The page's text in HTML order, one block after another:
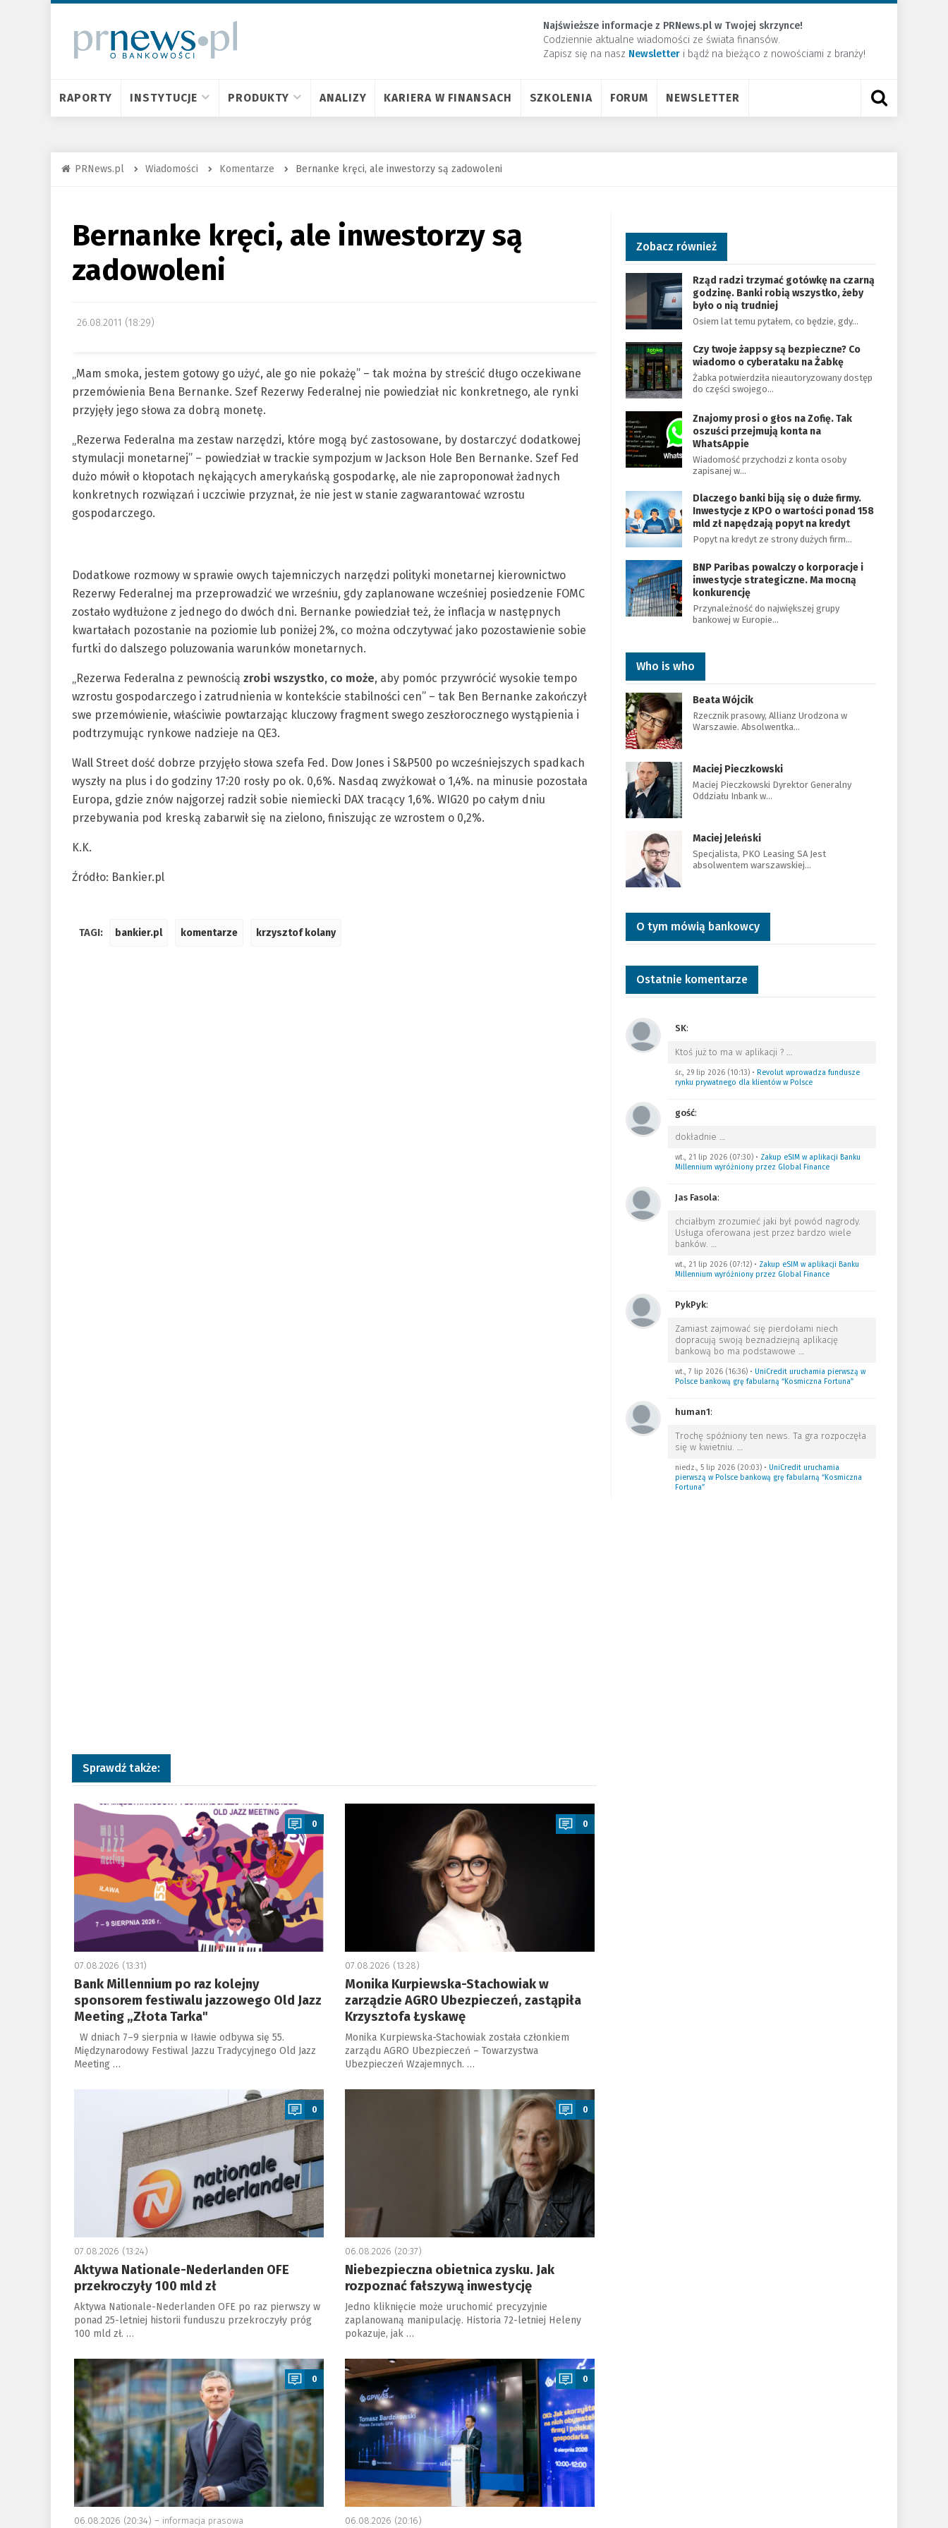
Najświeższe informacje z PRNews.pl w Twojej skrzynce!
Codziennie aktualne wiadomości ze świata finansów.
Zapisz się na nasz Newsletter ​i bądź na bieżąco z nowościami z branży!
RAPORTY INSTYTUCJE PRODUKTY ANALIZY KARIERA W FINANSACH SZKOLENIA FORUM NEWSLETTER
PRNews.pl Wiadomości Komentarze Bernanke kręci, ale inwestorzy są zadowoleni
Bernanke kręci, ale inwestorzy są
zadowoleni
26.08.2011 (18:29)
„Mam smoka, jestem gotowy go użyć, ale go nie pokażę” – tak można by streścić długo oczekiwane
przemówienia Bena Bernanke. Szef Rezerwy Federalnej nie powiedział nic konkretnego, ale rynki
przyjęły jego słowa za dobrą monetę.
„Rezerwa Federalna ma zestaw narzędzi, które mogą być zastosowane, by dostarczyć dodatkowej
stymulacji monetarnej” – powiedział w trackie sympozjum w Jackson Hole Ben Bernanke. Szef Fed
dużo mówił o kłopotach nękających amerykańską gospodarkę, ale nie zaproponował żadnych
konkretnych rozwiązań i uczciwie przyznał, że nie jest w stanie zagwarantować wzrostu
gospodarczego.
Dodatkowe rozmowy w sprawie owych tajemniczych narzędzi polityki monetarnej kierownictwo
Rezerwy Federalnej ma przeprowadzić we wrześniu, gdy zaplanowane wcześniej posiedzenie FOMC
zostało wydłużone z jednego do dwóch dni. Bernanke powiedział też, że inflacja w następnych
kwartałach pozostanie na poziomie lub poniżej 2%, co można odczytywać jako pozostawienie sobie
furtki do dalszego poluzowania warunków monetarnych.
„Rezerwa Federalna z pewnością zrobi wszystko, co może, aby pomóc przywrócić wysokie tempo
wzrostu gospodarczego i zatrudnienia w kontekście stabilności cen” – tak Ben Bernanke zakończył
swe przemówienie, właściwie powtarzając kluczowy fragment swego zeszłorocznego wystąpienia i
podtrzymując rynkowe nadzieje na QE3.
Wall Street dość dobrze przyjęło słowa szefa Fed. Dow Jones i S&P500 po wcześniejszych spadkach
wyszły na plus i do godziny 17:20 rosły po ok. 0,6%. Nasdaq zwyżkował o 1,4%. na minusie pozostała
Europa, gdzie znów najgorzej radził sobie niemiecki DAX tracący 1,6%. WIG20 po całym dniu
przebywania pod kreską zabarwił się na zielono, finiszując ze wzrostem o 0,2%.
K.K.
Źródło: Bankier.pl
TAGI: bankier.pl komentarze krzysztof kolany
Sprawdź także:
a
0
07.08.2026 (13:31)
Bank Millennium po raz kolejny
sponsorem festiwalu jazzowego Old Jazz
Meeting „Złota Tarka"
W dniach 7–9 sierpnia w Iławie odbywa się 55.
Międzynarodowy Festiwal Jazzu Tradycyjnego Old Jazz
Meeting …
a
0
07.08.2026 (13:28)
Monika Kurpiewska-Stachowiak w
zarządzie AGRO Ubezpieczeń, zastąpiła
Krzysztofa Łyskawę
Monika Kurpiewska-Stachowiak została członkiem
zarządu AGRO Ubezpieczeń – Towarzystwa
Ubezpieczeń Wzajemnych. …
0
07.08.2026 (13:24)
Aktywa Nationale-Nederlanden OFE
przekroczyły 100 mld zł
Aktywa Nationale-Nederlanden OFE po raz pierwszy w
ponad 25-letniej historii funduszu przekroczyły próg
100 mld zł. …
a
0
06.08.2026 (20:37)
Niebezpieczna obietnica zysku. Jak
rozpoznać fałszywą inwestycję
Jedno kliknięcie może uruchomić precyzyjnie
zaplanowaną manipulację. Historia 72-letniej Heleny
pokazuje, jak …
a
0
06.08.2026 (20:34) – informacja prasowa
a
0
06.08.2026 (20:16)
Zobacz również
Rząd radzi trzymać gotówkę na czarną
godzinę. Banki robią wszystko, żeby
było o nią trudniej
Osiem lat temu pytałem, co będzie, gdy…
Czy twoje żappsy są bezpieczne? Co
wiadomo o cyberataku na Żabkę
Żabka potwierdziła nieautoryzowany dostęp
do części swojego…
Znajomy prosi o głos na Zofię. Tak
oszuści przejmują konta na
WhatsAppie
Wiadomość przychodzi z konta osoby
zapisanej w…
Dlaczego banki biją się o duże firmy.
Inwestycje z KPO o wartości ponad 158
mld zł napędzają popyt na kredyt
Popyt na kredyt ze strony dużych firm…
BNP Paribas powalczy o korporacje i
inwestycje strategiczne. Ma mocną
konkurencję
Przynależność do największej grupy
bankowej w Europie…
Who is who
Beata Wójcik
Rzecznik prasowy, Allianz Urodzona w
Warszawie. Absolwentka…
Maciej Pieczkowski
Maciej Pieczkowski Dyrektor Generalny
Oddziału Inbank w…
Maciej Jeleński
Specjalista, PKO Leasing SA Jest
absolwentem warszawskiej…
O tym mówią bankowcy
Ostatnie komentarze
SK:
Ktoś już to ma w aplikacji ? …
śr., 29 lip 2026 (10:13)• Revolut wprowadza fundusze
rynku prywatnego dla klientów w Polsce
gość:
dokładnie …
wt., 21 lip 2026 (07:30)• Zakup eSIM w aplikacji Banku
Millennium wyróżniony przez Global Finance
Jas Fasola:
chciałbym zrozumieć jaki był powód nagrody.
Usługa oferowana jest przez bardzo wiele
banków. …
wt., 21 lip 2026 (07:12)• Zakup eSIM w aplikacji Banku
Millennium wyróżniony przez Global Finance
PykPyk:
Zamiast zajmować się pierdołami niech
dopracują swoją beznadziejną aplikację
bankową bo ma podstawowe …
wt., 7 lip 2026 (16:36)• UniCredit uruchamia pierwszą w
Polsce bankową grę fabularną “Kosmiczna Fortuna”
human1:
Trochę spóźniony ten news. Ta gra rozpoczęła
się w kwietniu. …
niedz., 5 lip 2026 (20:03)• UniCredit uruchamia
pierwszą w Polsce bankową grę fabularną “Kosmiczna
Fortuna”